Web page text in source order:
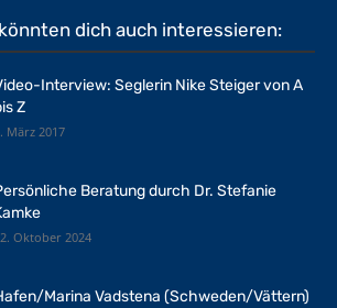
dich auch interessieren:
Interview: Seglerin Nike Steiger von A
Z
März 2017
Beratung durch Dr. Stefanie
Oktober 2024
Marina Vadstena (Schweden/Vättern)